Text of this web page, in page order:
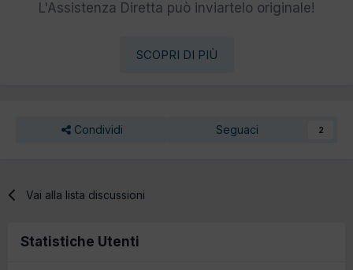
L'Assistenza Diretta può inviartelo originale!
SCOPRI DI PIÙ
Condividi Seguaci 2
Vai alla lista discussioni
Statistiche Utenti